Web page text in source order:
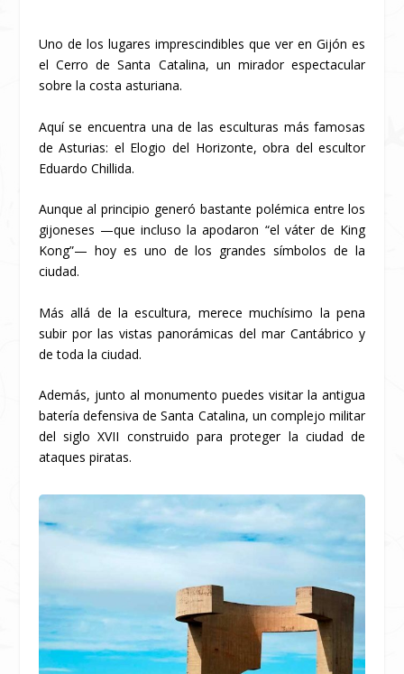
Uno de los lugares imprescindibles que ver en Gijón es
el Cerro de Santa Catalina, un mirador espectacular
sobre la costa asturiana.
Aquí se encuentra una de las esculturas más famosas
de Asturias: el Elogio del Horizonte, obra del escultor
Eduardo Chillida.
Aunque al principio generó bastante polémica entre los
gijoneses —que incluso la apodaron “el váter de King
Kong”— hoy es uno de los grandes símbolos de la
ciudad.
Más allá de la escultura, merece muchísimo la pena
subir por las vistas panorámicas del mar Cantábrico y
de toda la ciudad.
Además, junto al monumento puedes visitar la antigua
batería defensiva de Santa Catalina, un complejo militar
del siglo XVII construido para proteger la ciudad de
ataques piratas.